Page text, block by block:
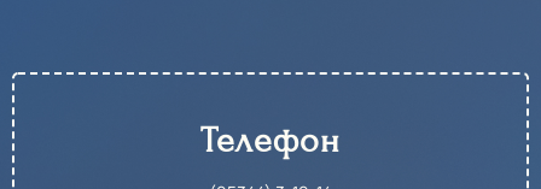
Телефон